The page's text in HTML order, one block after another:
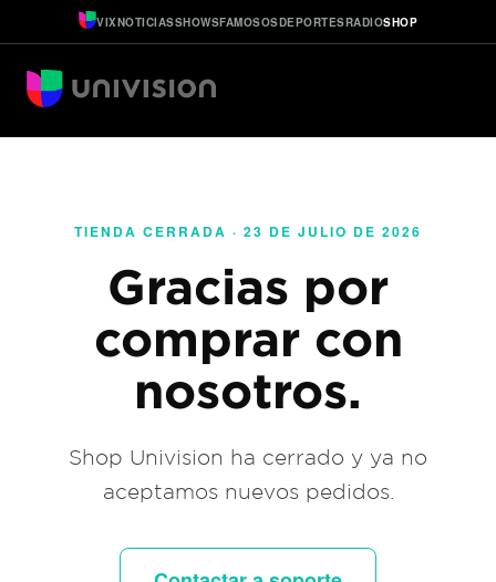
VIXNOTICIASSHOWSFAMOSOSDEPORTESRADIOSHOP
TIENDA CERRADA · 23 DE JULIO DE 2026
Gracias por
comprar con
nosotros.
Shop Univision ha cerrado y ya no
aceptamos nuevos pedidos.